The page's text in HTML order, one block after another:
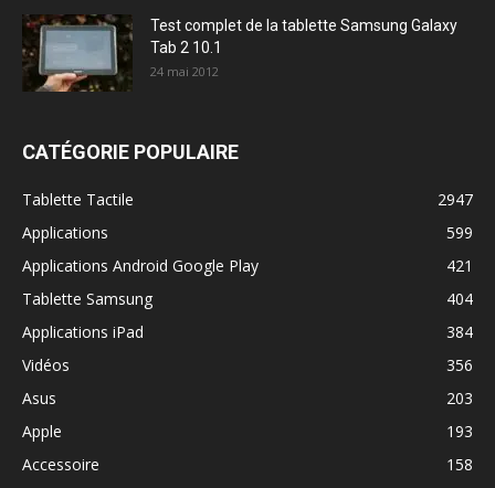
Test complet de la tablette Samsung Galaxy
Tab 2 10.1
24 mai 2012
CATÉGORIE POPULAIRE
Tablette Tactile
2947
Applications
599
Applications Android Google Play
421
Tablette Samsung
404
Applications iPad
384
Vidéos
356
Asus
203
Apple
193
Accessoire
158